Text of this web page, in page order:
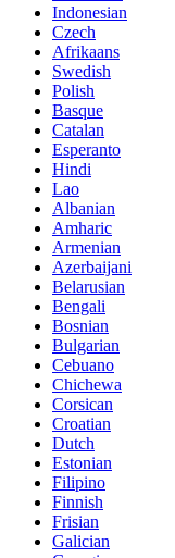
Indonesian
Czech
Afrikaans
Swedish
Polish
Basque
Catalan
Esperanto
Hindi
Lao
Albanian
Amharic
Armenian
Azerbaijani
Belarusian
Bengali
Bosnian
Bulgarian
Cebuano
Chichewa
Corsican
Croatian
Dutch
Estonian
Filipino
Finnish
Frisian
Galician